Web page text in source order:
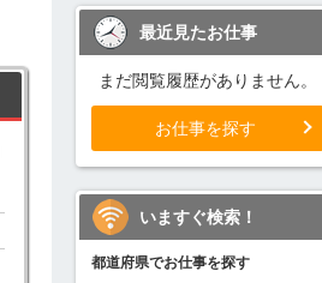
最近見たお仕事
まだ閲覧履歴がありません。
お仕事を探す
いますぐ検索！
都道府県でお仕事を探す